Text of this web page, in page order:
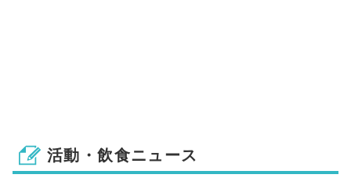
活動・飲食ニュース